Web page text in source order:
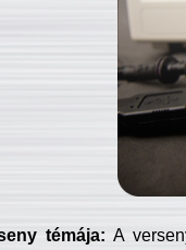
témája: A